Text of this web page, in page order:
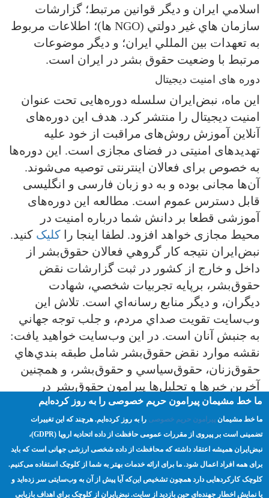
اسلامي ايران و ديگر قوانين مرتبط؛ گزارشات
سازمان هاي غير دولتي (NGO ها)؛ اطلاعات مربوط
به تعهدات بين المللي ايران؛ و ديگر موضوعات
مرتبط با وضعيت حقوق بشر در ايران است.
دوره های امنیت دیجیتال
این ماه، نبض‌ایران سلسله دوره‌هایی تحت عنوان
امنیت دیجیتال را منتشر کرد. هدف این دوره‌های
آنلاین آموزش روش‌های مراقبت از خود علیه
تهدیدهای امنیتی در فضای مجازی است. این دوره‌ها
به خصوص برای فعالان اینترنتی توصیه می‌شوند.
آن‌ها مجانی بوده و به دو زبان فارسی و انگلیسی
قابل دسترس عموم است. مطالعه این دوره‌های
آموزشی قطعا بر دانش شما درباره امنیت در
محیط مجازی خواهد افزود. لطفا اینجا را کلیک کنید.
نبض‌ايران نتيجه کار گروهي فعالان حقوق‌بشر از
داخل و خارج از کشور در ثبت گزارشات نقض
حقوق‌بشر، برپايه تجربيات شخصي، شهادت
ديگران، و ديگر منابع رسانه‌اي است. تلاش اين
وب‌سايت تقويت صداي مردم، و جلب توجه جهاني
به جنبش آنان است. در اين وب‌سايت خواهيد يافت:
نقشه موارد نقض حقوق‌بشر شامل طبقه بندي‌هاي
حقوق‌زنان، حقوق‌سياسي و حقوق‌بشر، و همچنين
آخرين خبر‌ها و تحليل‌ها پيرامون حقوق‌بشر در
ايران.
مسئولیت‌پذیری نبض نامه آزادی مدنی حقوق بشر
صفحه اصلی مسئولیت‌پذیری ترویج
ما خط مشیمان پیرامون حریم خصوصی را به روز کرده‌ایم
ما خط مشیمانپیرامون حریم خصوصی را به روز کرده‌ایم. هرچند که این تغییرات
تضمینی است بر پیروی از مقررات عمومی حافظت از داده اتحادیه اروپا (GDPR)،‌
نبض‌ایران همیشه اعتقاد داشته که محافظت از داده شخصی ارزشی جهانی است که باید
برای همه افراد اعمال شود. ما برای ارائه خدمات بهتر به شما از کلوچک استفاده می‌کنیم.
کلوچک کارکردهایی دارد همچون تشخیص این‌که آیا پیش از آن به وب‌سایتی سر زده‌اید و
یا نمایش اخطار جهنده‌ای حین بازدید از سایت. نبض‌ایران از کلوچک برای اهداف بازیابی